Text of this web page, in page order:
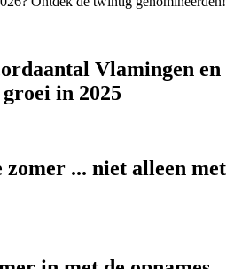
Vlamingen en
in 2025
zomer ... niet alleen met